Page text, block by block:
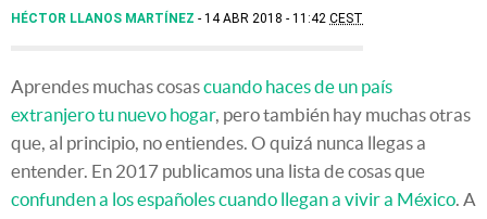
HÉCTOR LLANOS MARTÍNEZ 14 ABR 2018 - 11:42 CEST
Aprendes muchas cosascuando haces de un país
extranjero tu nuevo hogar, pero también hay muchas otras
que, al principio, no entiendes. O quizá nunca llegas a
entender. En 2017 publicamos una lista de cosas que
confunden a los españoles cuando llegan a vivir a México. A